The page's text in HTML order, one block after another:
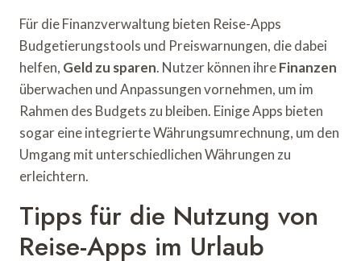
Für die Finanzverwaltung bieten Reise-Apps
Budgetierungstools und Preiswarnungen, die dabei
helfen, Geld zu sparen. Nutzer können ihreFinanzen
überwachen und Anpassungen vornehmen, um im
Rahmen des Budgets zu bleiben. Einige Apps bieten
sogar eine integrierte Währungsumrechnung, um den
Umgang mit unterschiedlichen Währungen zu
erleichtern.
Tipps für die Nutzung von
Reise-Apps im Urlaub